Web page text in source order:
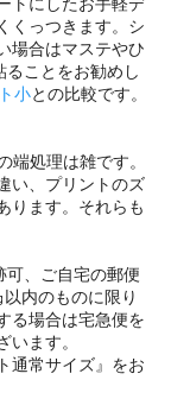
くっつきます。シ
場合はマステやひ
ことをお勧めし
小との比較です。
端処理は雑です。
い、プリントのズ
ります。それらも
可、ご自宅の郵便
内のものに限り
る場合は宅急便を
ます。
通常サイズ』をお